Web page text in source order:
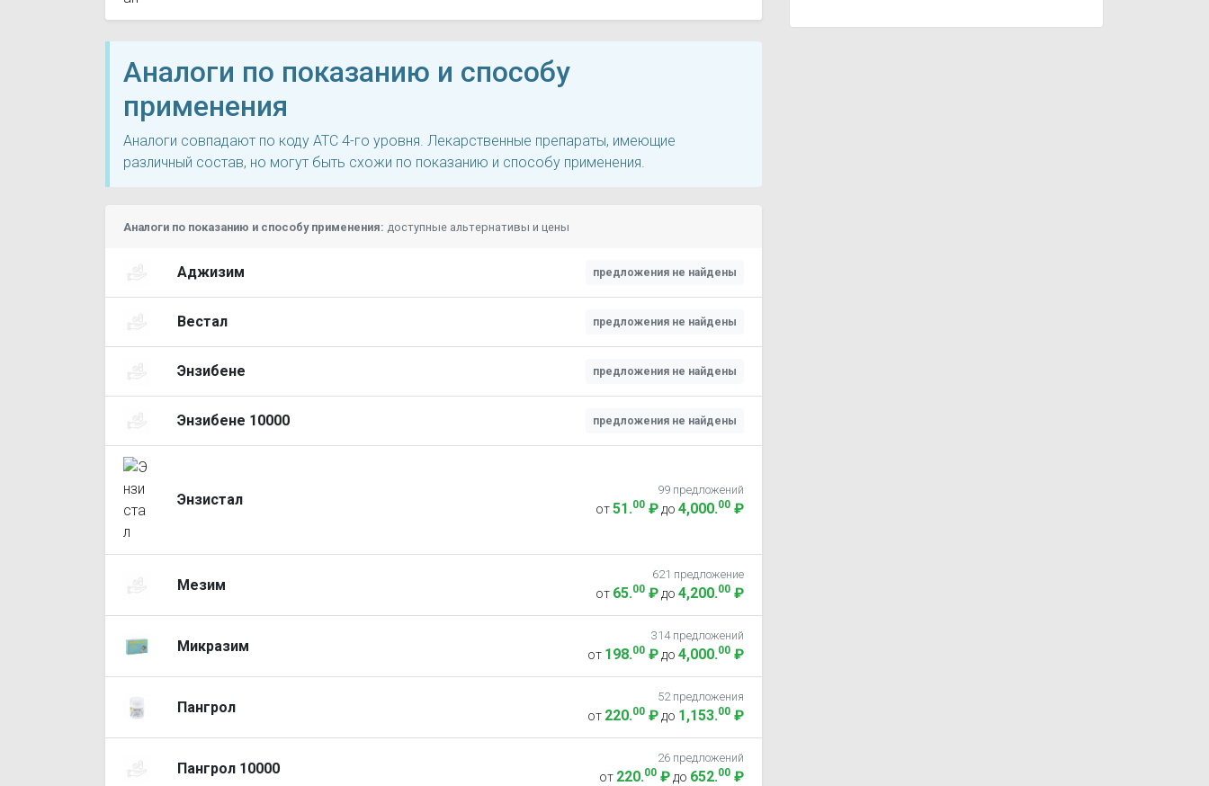
Аналоги по показанию и способу
применения
Аналоги совпадают по коду ATC 4-го уровня. Лекарственные препараты, имеющие
различный состав, но могут быть схожи по показанию и способу применения.
Аналоги по показанию и способу применения: доступные альтернативы и цены
Аджизим предложения не найдены
Вестал предложения не найдены
Энзибене предложения не найдены
Энзибене 10000 предложения не найдены
Энзистал
99 предложений
от51.00 ₽ до 4,000.00 ₽
Мезим
621 предложение
от 65.00 ₽ до 4,200.00 ₽
Микразим
314 предложений
от 198.00 ₽ до 4,000.00 ₽
Пангрол
52 предложения
от 220.00 ₽ до 1,153.00 ₽
Пангрол 10000
26 предложений
от 220.00 ₽ до 652.00 ₽